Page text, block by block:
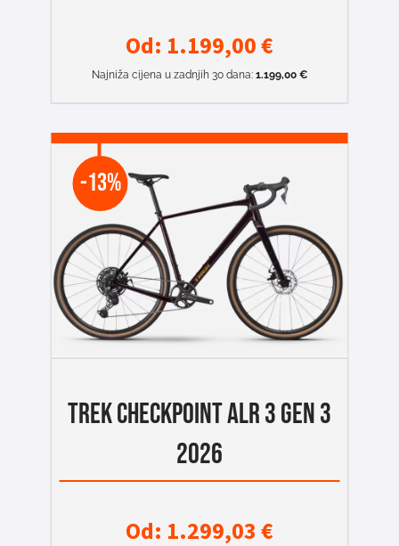
Od: 1.199,00€
Najniža cijena u zadnjih 30 dana: 1.199,00 €
-13%
TREK CHECKPOINT ALR 3 GEN 3
2026
Od: 1.299,03€